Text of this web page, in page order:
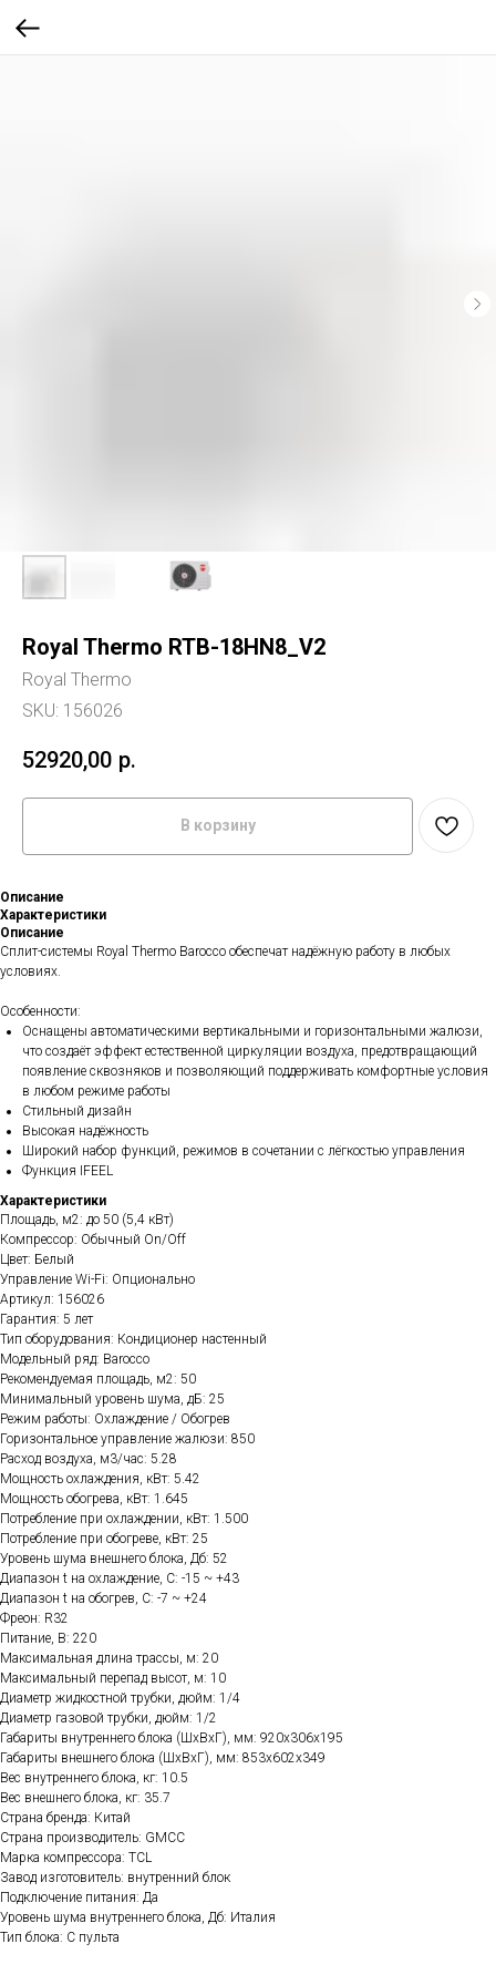
Royal Thermo RTB-18HN8_V2
Royal Thermo
SKU: 156026
52920,00 р.
В корзину
Описание
Характеристики
Описание
Сплит-системы Royal Thermo Barocco обеспечат надёжную работу в любых
условиях.
Особенности:
Оснащены автоматическими вертикальными и горизонтальными жалюзи,
что создаёт эффект естественной циркуляции воздуха, предотвращающий
появление сквозняков и позволяющий поддерживать комфортные условия
в любом режиме работы
Стильный дизайн
Высокая надёжность
Широкий набор функций, режимов в сочетании с лёгкостью управления
Функция IFEEL
Характеристики
Площадь, м2: до 50 (5,4 кВт)
Компрессор: Обычный On/Off
Цвет: Белый
Управление Wi-Fi: Опционально
Артикул: 156026
Гарантия: 5 лет
Тип оборудования: Кондиционер настенный
Модельный ряд: Barocco
Рекомендуемая площадь, м2: 50
Минимальный уровень шума, дБ: 25
Режим работы: Охлаждение / Обогрев
Горизонтальное управление жалюзи: 850
Расход воздуха, м3/час: 5.28
Мощность охлаждения, кВт: 5.42
Мощность обогрева, кВт: 1.645
Потребление при охлаждении, кВт: 1.500
Потребление при обогреве, кВт: 25
Уровень шума внешнего блока, Дб: 52
Диапазон t на охлаждение, C: -15 ~ +43
Диапазон t на обогрев, C: -7 ~ +24
Фреон: R32
Питание, В: 220
Максимальная длина трассы, м: 20
Максимальный перепад высот, м: 10
Диаметр жидкостной трубки, дюйм: 1/4
Диаметр газовой трубки, дюйм: 1/2
Габариты внутреннего блока (ШхВхГ), мм: 920х306х195
Габариты внешнего блока (ШхВхГ), мм: 853х602х349
Вес внутреннего блока, кг: 10.5
Вес внешнего блока, кг: 35.7
Страна бренда: Китай
Страна производитель: GMCC
Марка компрессора: TCL
Завод изготовитель: внутренний блок
Подключение питания: Да
Уровень шума внутреннего блока, Дб: Италия
Тип блока: С пульта